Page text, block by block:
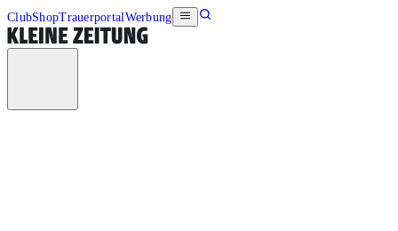
ClubShopTrauerportalWerbung